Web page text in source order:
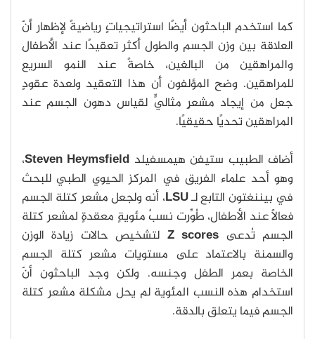
كما استخدم الباحثون أيضًا استراتيجياتٍ رياضيةً لإظهار أنّ
العلاقة بين وزن الجسم والطول أكثر تعقيدًا عند الأطفال
والمراهقين من البالغين، خاصةً عند النمو السريع
للمراهقين. وضح المؤلفون أن هذا التعقيد ولعدة عقودٍ
جعل من إيجاد مشعرٍ مثاليٍّ لقياس دهون الجسم عند
المراهقين تحديًا حقيقيًا.
أضاف الطبيب ستيفن هيمسفيلد Steven Heymsfield،
وهو أحد علماء الفريق في المركز الحيوي الطبي للبحث
في بيننغتون التابع لـLSU
، أنه ولجعل مشعر كتلة الجسم
فعالًا عند الأطفال، طُوِّرت نسبٌ مئويةٍ معقدةٍ لمشعر كتلة
الجسم تُدعى
لتشخيص حالات زيادة الوزن
والسمنة بالاعتماد على مستويات مشعر كتلة الجسم
الخاصة بعمر الطفل وجنسه. ولكن وجد الباحثون أنّ
استخدام هذه النسب المئوية لم يحل مشكلة مشعر كتلة
الجسم فيما يتعلق بالدقة.